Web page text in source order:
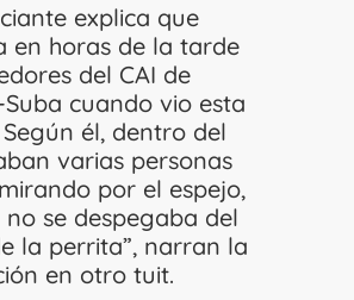
explica que
en horas de la tarde
del CAI de
cuando vio esta
él, dentro del
varias personas
por el espejo,
se despegaba del
la perrita”, narran la
en otro tuit.